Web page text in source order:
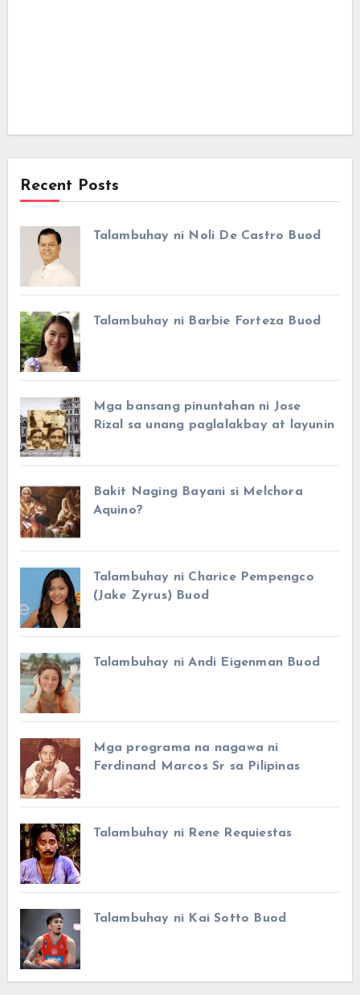
Recent Posts
Talambuhay ni Noli De Castro Buod
Talambuhay ni Barbie Forteza Buod
Mga bansang pinuntahan ni Jose
Rizal sa unang paglalakbay at layunin
Bakit Naging Bayani si Melchora
Aquino?
Talambuhay ni Charice Pempengco
(Jake Zyrus) Buod
Talambuhay ni Andi Eigenman Buod
Mga programa na nagawa ni
Ferdinand Marcos Sr sa Pilipinas
Talambuhay ni Rene Requiestas
Talambuhay ni Kai Sotto Buod